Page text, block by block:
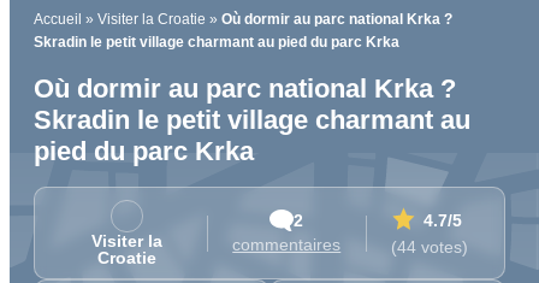
Accueil » Visiter la Croatie » Où dormir au parc national Krka ?
Skradin le petit village charmant au pied du parc Krka
Où dormir au parc national Krka ?
Skradin le petit village charmant au
pied du parc Krka
Visiter la
Croatie
2
commentaires
4.7/5
(44 votes)